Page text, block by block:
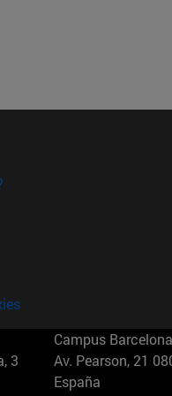
3
Campus
Av. Pearson, 21
España